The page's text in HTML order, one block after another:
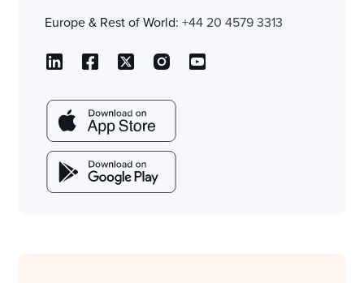
Europe & Rest of World: +44 20 4579 3313